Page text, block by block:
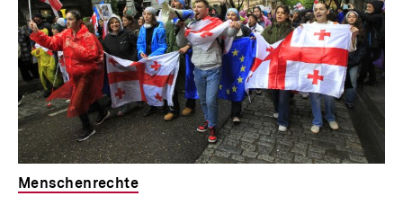
Menschenrechte